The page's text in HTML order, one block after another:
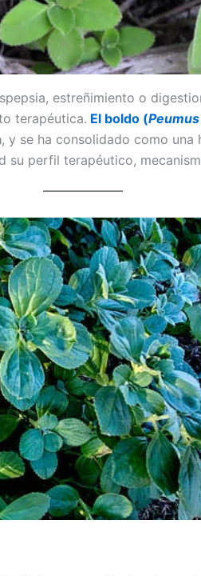
estreñimiento o
terapéutica. El boldo (
, y se ha consolidado como
perfil terapéutico,